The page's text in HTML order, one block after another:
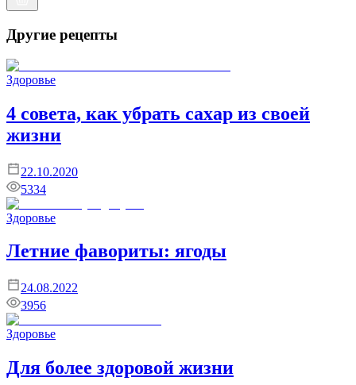
Другие рецепты
Здоровье
4 совета, как убрать сахар из своей
жизни
22.10.2020
5334
Здоровье
Летние фавориты: ягоды
24.08.2022
3956
Здоровье
Для более здоровой жизни